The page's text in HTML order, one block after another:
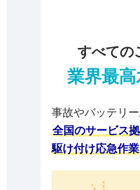
すべての
業界最高
事故やバッテリ
全国のサービス
駆け付け応急作業